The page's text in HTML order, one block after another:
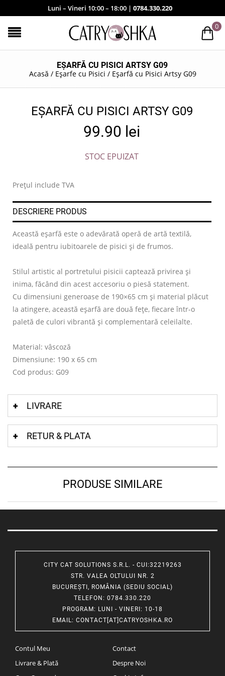
Luni – Vineri 10:00 – 18:00 | 0784.330.220
0
EȘARFĂ CU PISICI ARTSY G09
Acasă / Eșarfe cu Pisici / Eșarfă cu Pisici Artsy G09
EȘARFĂ CU PISICI ARTSY G09
99.90 lei
STOC EPUIZAT
Prețul include TVA
DESCRIERE PRODUS
Această eșarfă este o adevărată operă de artă textilă,
ideală pentru iubitoarele de pisici și de frumos.
Stilul artistic al portretului pisicii captează privirea și
inima, făcând din acest accesoriu o piesă statement.
Cu dimensiuni generoase de 190×65 cm și material plăcut
la atingere, această eșarfă are două fețe, fiecare într-o
paletă de culori vibrantă și complementară celeilalte.
Material: vâscoză
Dimensiune: 190 x 65 cm
Cod produs: G09
LIVRARE
RETUR & PLATA
PRODUSE SIMILARE
CITY CAT SOLUTIONS S.R.L. - CUI:32219263
STR. VALEA OLTULUI NR. 2
BUCUREȘTI, ROMÂNIA (SEDIU SOCIAL)
TELEFON : 0784.330.220
PROGRAM: LUNI - VINERI: 10-18
EMAIL: CONTACT[AT]CATRYOSHKA.RO
Contul Meu
Livrare & Plată
Contact
Despre Noi